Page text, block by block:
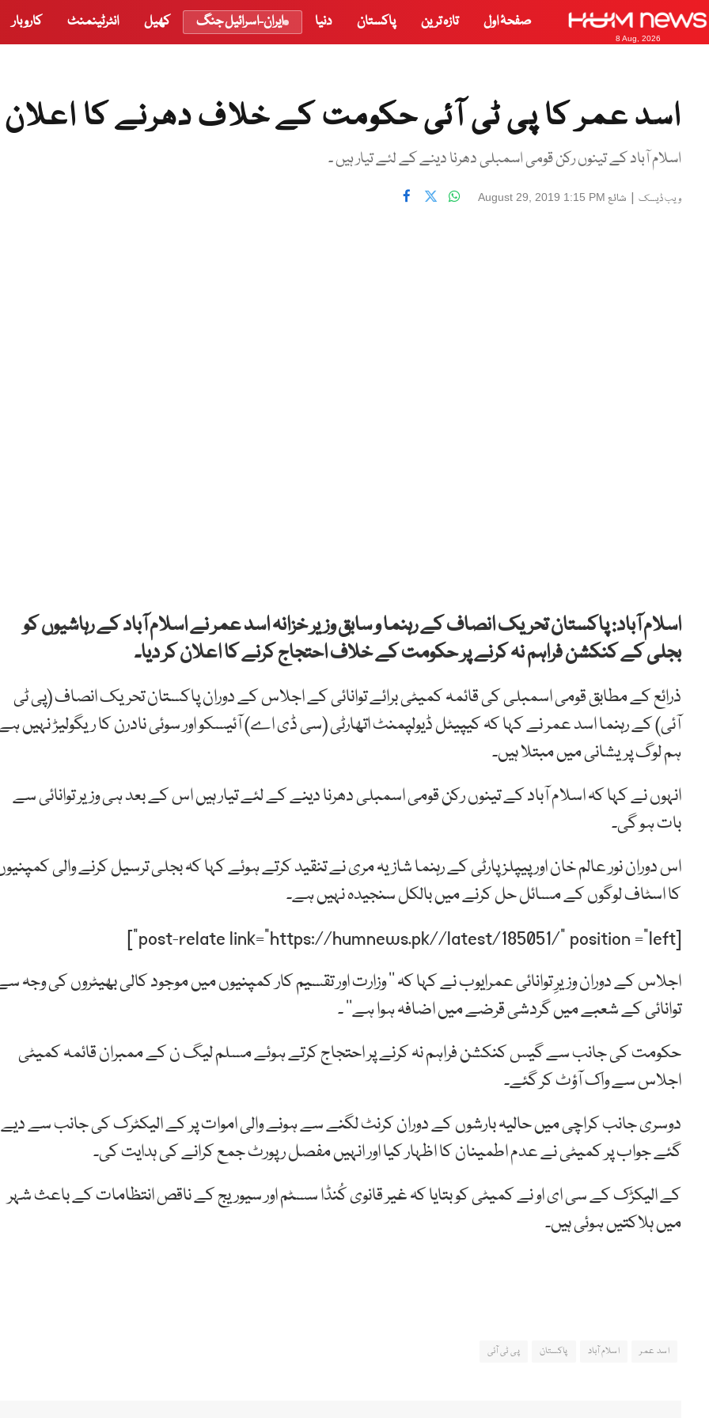
8 Aug, 2026
صفحۂ اول تازہ ترین پاکستان دنیا ایران-اسرائیل جنگ کھیل انٹرٹینمنٹ کاروبار
اسد عمر کا پی ٹی آئی حکومت کے خلاف دھرنے کا اعلان
اسلام آباد کے تینوں رکن قومی اسمبلی دھرنا دینے کے لئے تیار ہیں ۔
ویب ڈیسک | شائع August 29, 2019 1:15 PM
اسلام آباد: پاکستان تحریک انصاف کے رہنما و سابق وزیر خزانہ اسد عمر نے اسلام آباد کے رہاشیوں کو
بجلی کے کنکشن فراہم نہ کرنے پر حکومت کے خلاف احتجاج کرنے کا اعلان کر دیا۔
ذرائع کے مطابق قومی اسمبلی کی قائمہ کمیٹی برائے توانائی کے اجلاس کے دوران پاکستان تحریک انصاف (پی ٹی
آئی) کے رہنما اسد عمر نے کہا کہ کیپیٹل ڈیولپمنٹ اتھارٹی (سی ڈی اے) آئیسکو اور سوئی نادرن کا ریگولیڑ نہیں
ہم لوگ پریشانی میں مبتلا ہیں۔
انہوں نے کہا کہ اسلام آباد کے تینوں رکن قومی اسمبلی دھرنا دینے کے لئے تیار ہیں اس کے بعد ہی وزیر توانائی سے
بات ہو گی۔
اس دوران نور عالم خان اور پیپلز پارٹی کے رہنما شازیہ مری نے تنقید کرتے ہوئے کہا کہ بجلی ترسیل کرنے والی
کا اسٹاف لوگوں کے مسائل حل کرنے میں بالکل سنجیدہ نہیں ہے۔
[post-relate link=”https://humnews.pk//latest/185051/” position =”left”]
اجلاس کے دوران وزیرِ توانائی عمرایوب نے کہا کہ ’’ وزارت اور تقسیم کار کمپنیوں میں موجود کالی بھیٹروں کی وجہ
توانائی کے شعبے میں گردشی قرضے میں اضافہ ہوا ہے‘‘ ۔
حکومت کی جانب سے گیس کنکشن فراہم نہ کرنے پر احتجاج کرتے ہوئے مسلم لیگ ن کے ممبران قائمہ کمیٹی
اجلاس سے واک آؤٹ کر گئے۔
دوسری جانب کراچی میں حالیہ بارشوں کے دوران کرنٹ لگنے سے ہونے والی اموات پر کے الیکٹرک کی جانب سے دیے
گئے جواب پر کمیٹی نے عدم اطمینان کا اظہار کیا اور انہیں مفصل رپورٹ جمع کرانے کی ہدایت کی۔
کے الیکڑک کے سی ای او نے کمیٹی کو بتایا کہ غیر قانوی کُنڈا سسٹم اور سیوریج کے ناقص انتظامات کے باعث شہر
میں ہلاکتیں ہوئی ہیں۔
اسد عمر اسلام آباد پاکستان پی ٹی آئی